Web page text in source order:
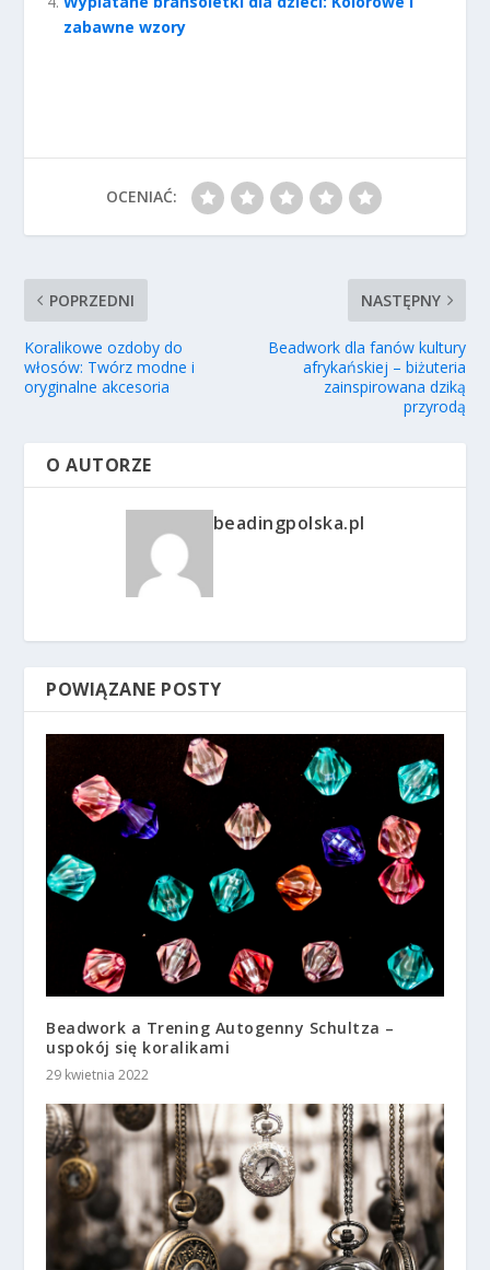
zabawne wzory
OCENIAĆ:
POPRZEDNI
Koralikowe ozdoby do
włosów: Twórz modne i
oryginalne akcesoria
NASTĘPNY
Beadwork dla fanów kultury
afrykańskiej – biżuteria
zainspirowana dziką
przyrodą
O AUTORZE
beadingpolska.pl
POWIĄZANE POSTY
Beadwork a Trening Autogenny Schultza –
uspokój się koralikami
29 kwietnia 2022